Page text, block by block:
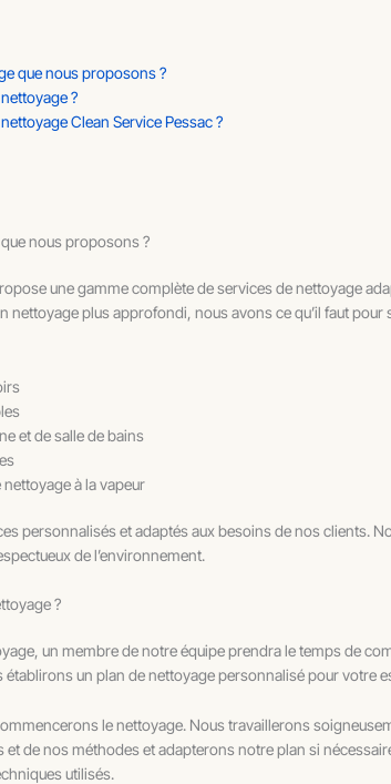
que nous proposons ?
?
Clean Service Pessac ?
nous proposons ?
une gamme complète de services de nettoyage
nettoyage plus approfondi, nous avons ce qu’il faut
et de salle de bains
à la vapeur
personnalisés et adaptés aux besoins de nos clients.
de l’environnement.
?
un membre de notre équipe prendra le temps de
établirons un plan de nettoyage personnalisé pour
le nettoyage. Nous travaillerons
et de nos méthodes et adapterons notre plan si
utilisés.